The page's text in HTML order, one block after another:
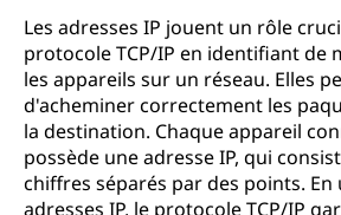
Les adresses IP jouent un rôle
protocole TCP/IP en identifiant de
les appareils sur un réseau. Elles
d'acheminer correctement les
la destination. Chaque appareil
possède une adresse IP, qui
chiffres séparés par des points. En
adresses IP, le protocole TCP/IP